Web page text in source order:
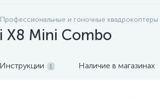
Профессиональные и гоночные квадрокоптеры
X8 Mini Combo
Инструкции 1 Наличие в магазинах